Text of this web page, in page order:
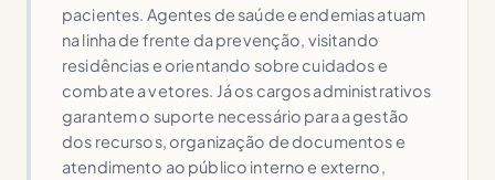
pacientes. Agentes de saúde e endemias atuam
na linha de frente da prevenção, visitando
residências e orientando sobre cuidados e
combate a vetores. Já os cargos administrativos
garantem o suporte necessário para a gestão
dos recursos, organização de documentos e
atendimento ao público interno e externo,